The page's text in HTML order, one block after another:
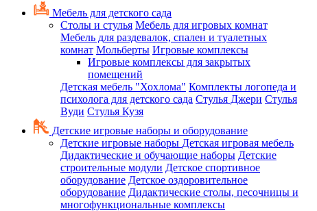
Мебель для детского сада
Столы и стулья Мебель для игровых комнат
Мебель для раздевалок, спален и туалетных
комнат Мольберты Игровые комплексы
Игровые комплексы для закрытых
помещений
Детская мебель "Хохлома" Комплекты логопеда и
психолога для детского сада Стулья Джери Стулья
Вуди Стулья Кузя
Детские игровые наборы и оборудование
Детские игровые наборы Детская игровая мебель
Дидактические и обучающие наборы Детские
строительные модули Детское спортивное
оборудование Детское оздоровительное
оборудование Дидактические столы, песочницы и
многофункциональные комплексы